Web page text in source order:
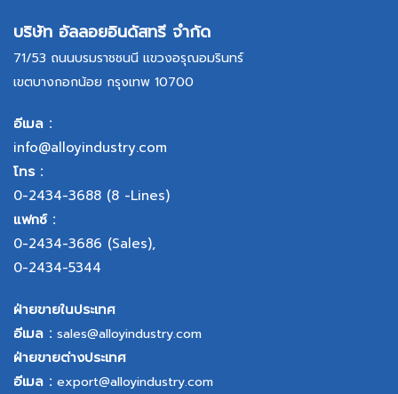
บริษัท อัลลอยอินดัสทรี จำกัด
71/53 ถนนบรมราชชนนี แขวงอรุณอมรินทร์
เขตบางกอกน้อย กรุงเทพ 10700
อีเมล :
info@alloyindustry.com
โทร :
0-2434-3688 (8 -Lines)
แฟกซ์ :
0-2434-3686 (Sales),
0-2434-5344
ฝ่ายขายในประเทศ
อีเมล : sales@alloyindustry.com
ฝ่ายขายต่างประเทศ
อีเมล : export@alloyindustry.com